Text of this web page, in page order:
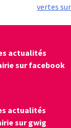
vertes
actualités
sur facebook
actualités
sur gwig